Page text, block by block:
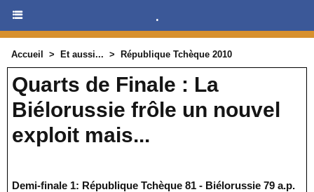
.
Accueil > Et aussi... > République Tchèque 2010
Quarts de Finale : La
Biélorussie frôle un nouvel
exploit mais...
Demi-finale 1: République Tchèque 81 - Biélorussie 79 a.p.